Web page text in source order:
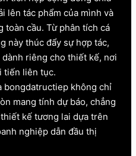
lên tác phẩm của mình và
toàn cầu. Từ phân tích cá
này thúc đẩy sự hợp tác,
riêng cho thiết kế, nơi
tiến liên tục.
bongdatructiep không chỉ
mang tính dự báo, chẳng
kế tương lai dựa trên
nghiệp dẫn đầu thị